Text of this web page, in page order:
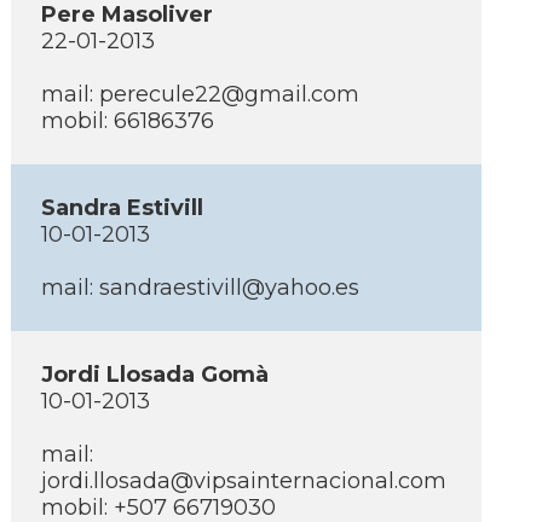
Pere Masoliver
22-01-2013
mail: perecule22@gmail.com
mobil: 66186376
Sandra Estivill
10-01-2013
mail: sandraestivill@yahoo.es
Jordi Llosada Gomà
10-01-2013
mail:
jordi.llosada@vipsainternacional.com
mobil: +507 66719030